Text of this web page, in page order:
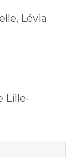
Lévia
Lille-